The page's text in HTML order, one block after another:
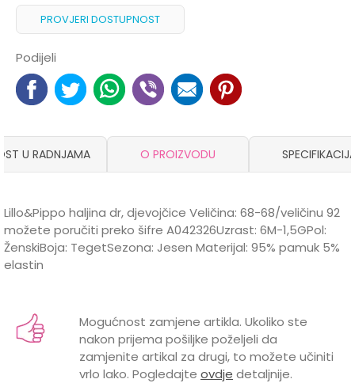
PROVJERI DOSTUPNOST
Podijeli
U RADNJAMA O PROIZVODU
Lillo&Pippo haljina dr, djevojčice Veličina: 68-68/veličinu 92
možete poručiti preko šifre A042326Uzrast: 6M-1,5GPol:
ŽenskiBoja: TegetSezona: Jesen Materijal: 95% pamuk 5%
elastin
Kategorija
Suknje i haljine
Brend
LILLO&PIPPO
Email
Mogućnost zamjene artikla. Ukoliko ste
nakon prijema pošiljke poželjeli da
zamjenite artikal za drugi, to možete učiniti
vrlo lako. Pogledajte ovdje detaljnije.